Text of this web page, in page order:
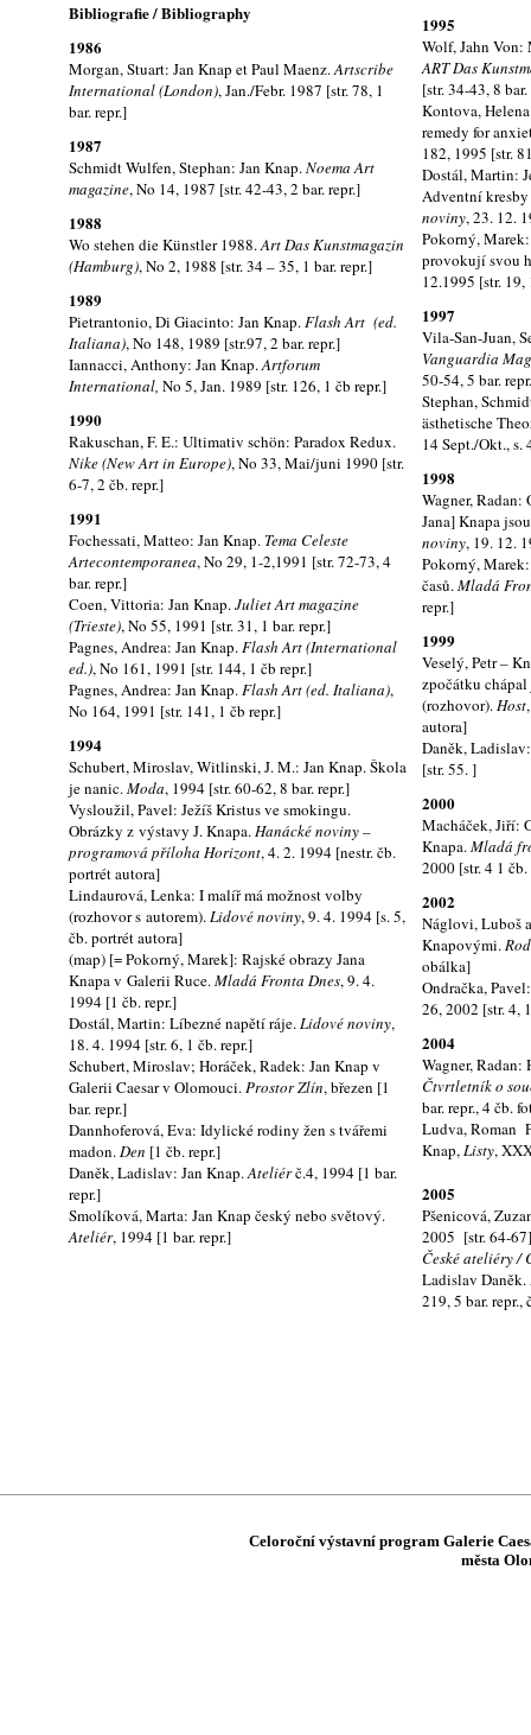
Bibliografie/ Bibliography
1986
Morgan, Stuart: Jan Knap et Paul Maenz.Artscribe
International(London), Jan./Febr. 1987 [str. 78, 1
bar. repr.]
1987
Schmidt Wulfen, Stephan: Jan Knap.Noema Art
magazine, No 14, 1987 [str. 42-43, 2 bar. repr.]
1988
Wo stehen die Künstler 1988.Art Das Kunstmagazin
(Hamburg),No 2, 1988 [str. 34 – 35, 1 bar. repr.]
1989
Pietrantonio, Di Giacinto: Jan Knap.Flash Art (ed.
Italiana),No 148, 1989 [str.97, 2 bar. repr.]
Iannacci, Anthony: Jan Knap.Artforum
International, No 5, Jan. 1989 [str. 126, 1 čb repr.]
1990
Rakuschan, F. E.: Ultimativ schön: Paradox Redux.
Nike (New Art in Europe), No 33, Mai/juni 1990 [str.
6-7, 2 čb. repr.]
1991
Fochessati, Matteo: Jan Knap. Tema Celeste
Artecontemporanea, No 29, 1-2,1991 [str. 72-73, 4
bar. repr.]
Coen, Vittoria: Jan Knap.Juliet Art magazine
(Trieste), No 55, 1991 [str. 31, 1 bar. repr.]
Pagnes, Andrea: Jan Knap.Flash Art (International
ed.), No 161, 1991 [str. 144, 1 čb repr.]
Pagnes, Andrea: Jan Knap.Flash Art (ed. Italiana),
No 164, 1991 [str. 141, 1 čb repr.]
1994
Schubert, Miroslav, Witlinski, J. M.: Jan Knap. Škola
je nanic.Moda, 1994 [str. 60-62, 8 bar. repr.]
Vysloužil, Pavel: Ježíš Kristus ve smokingu.
Obrázky z výstavy J. Knapa.Hanácké noviny –
programová příloha Horizont, 4. 2. 1994 [nestr. čb.
portrét autora]
Lindaurová, Lenka: I malíř má možnost volby
(rozhovor s autorem).Lidové noviny, 9. 4. 1994 [s. 5,
čb. portrét autora]
(map) [= Pokorný, Marek]: Rajské obrazy Jana
Knapa v Galerii Ruce.Mladá Fronta Dnes, 9. 4.
1994 [1 čb. repr.]
Dostál, Martin: Líbezné napětí ráje.Lidové noviny,
18. 4. 1994 [str. 6, 1 čb. repr.]
Schubert, Miroslav; Horáček, Radek: Jan Knap v
Galerii Caesar v Olomouci.Prostor Zlín, březen [1
bar. repr.]
Dannhoferová, Eva: Idylické rodiny žen s tvářemi
madon.Den [1 čb. repr.]
Daněk, Ladislav: Jan Knap.Ateliérč.4, 1994 [1 bar.
repr.]
Smolíková, Marta: Jan Knap český nebo světový.
Ateliér, 1994 [1 bar. repr.]
1995
Wolf, Jahn Von:
ART Das
[str. 34-43, 8
Kontova,
remedy for
182, 1995 [str.
Dostál, Martin:
Adventní
noviny, 23. 12.
Pokorný,
provokují svou
12.1995 [str. 19,
1997
Vila-San-Juan,
Vanguardia
50-54, 5 bar.
Stephan,
ästhetische
14 Sept./Okt., s.
1998
Wagner, Radan:
Jana] Knapa
noviny, 19. 12.
Pokorný,
časů.Mladá
repr.]
1999
Veselý, Petr –
zpočátku
(rozhovor).Host
autora]
Daněk,
[str. 55. ]
2000
Macháček, Jiří:
Knapa.Mladá
2000 [str. 4 1 čb.
2002
Náglovi, Luboš
Knapovými.
obálka]
Ondračka,
26, 2002 [str. 4,
2004
Wagner,
Čtvrtletník o
bar. repr., 4 čb.
Ludva, Roman
Knap,Listy,
2005
Pšenicová,
2005 [str. 64-67]
České ateliéry /
Ladislav Daněk.
219, 5 bar. repr.,
Celoroční výstavní program Galerie
města